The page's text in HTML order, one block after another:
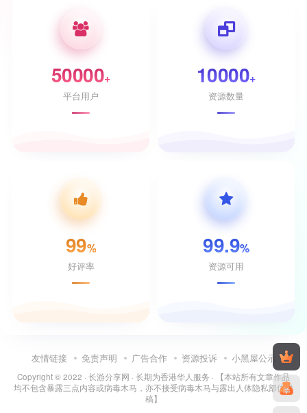
50000+
平台用户
10000+
资源数量
99%
好评率
99.9%
资源可用
友情链接 免责声明 广告合作 资源投诉 小黑屋公示
Copyright © 2022 · 长游分享网 · 长期为香港华人服务 · 【本站所有文章作品
均不包含暴露三点内容或病毒木马，亦不接受病毒木马与露出人体隐私部位投
稿】